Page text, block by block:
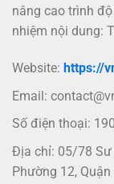
nâng cao trình
nhiệm nội dung:
Website: https://
Email:
Số điện thoại:
Địa chỉ: 05/78 Sư
Phường 12,